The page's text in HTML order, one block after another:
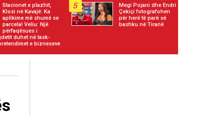
Stacionet e plazhit,
Klosi në Kavajë: Ka
aplikime më shumë se
parcela! Veliu: Një
përfaqësues i
duhet në task-
e bizneseve
5
Megi Pojani dhe Endri
Çekiçi fotografohen
për herë të parë së
bashku në Tiranë